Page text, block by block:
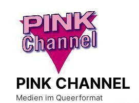
content
PINK CHANNEL
Medien im Queerformat